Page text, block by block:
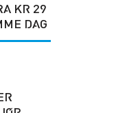
KR 29
DAG